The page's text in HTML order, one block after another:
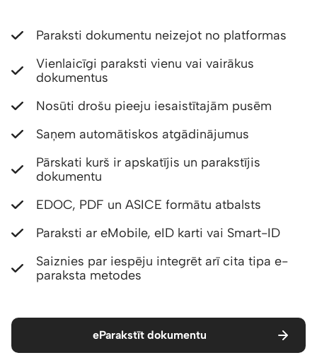
Paraksti dokumentu neizejot no platformas
Vienlaicīgi paraksti vienu vai vairākus
dokumentus
Nosūti drošu pieeju iesaistītajām pusēm
Saņem automātiskos atgādinājumus
Pārskati kurš ir apskatījis un parakstījis
dokumentu
EDOC, PDF un ASICE formātu atbalsts
Paraksti ar eMobile, eID karti vai Smart-ID
Saiznies par iespēju integrēt arī cita tipa e-
paraksta metodes
eParakstīt dokumentu